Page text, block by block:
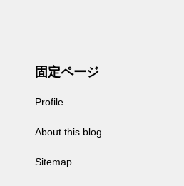
固定ページ
Profile
About this blog
Sitemap